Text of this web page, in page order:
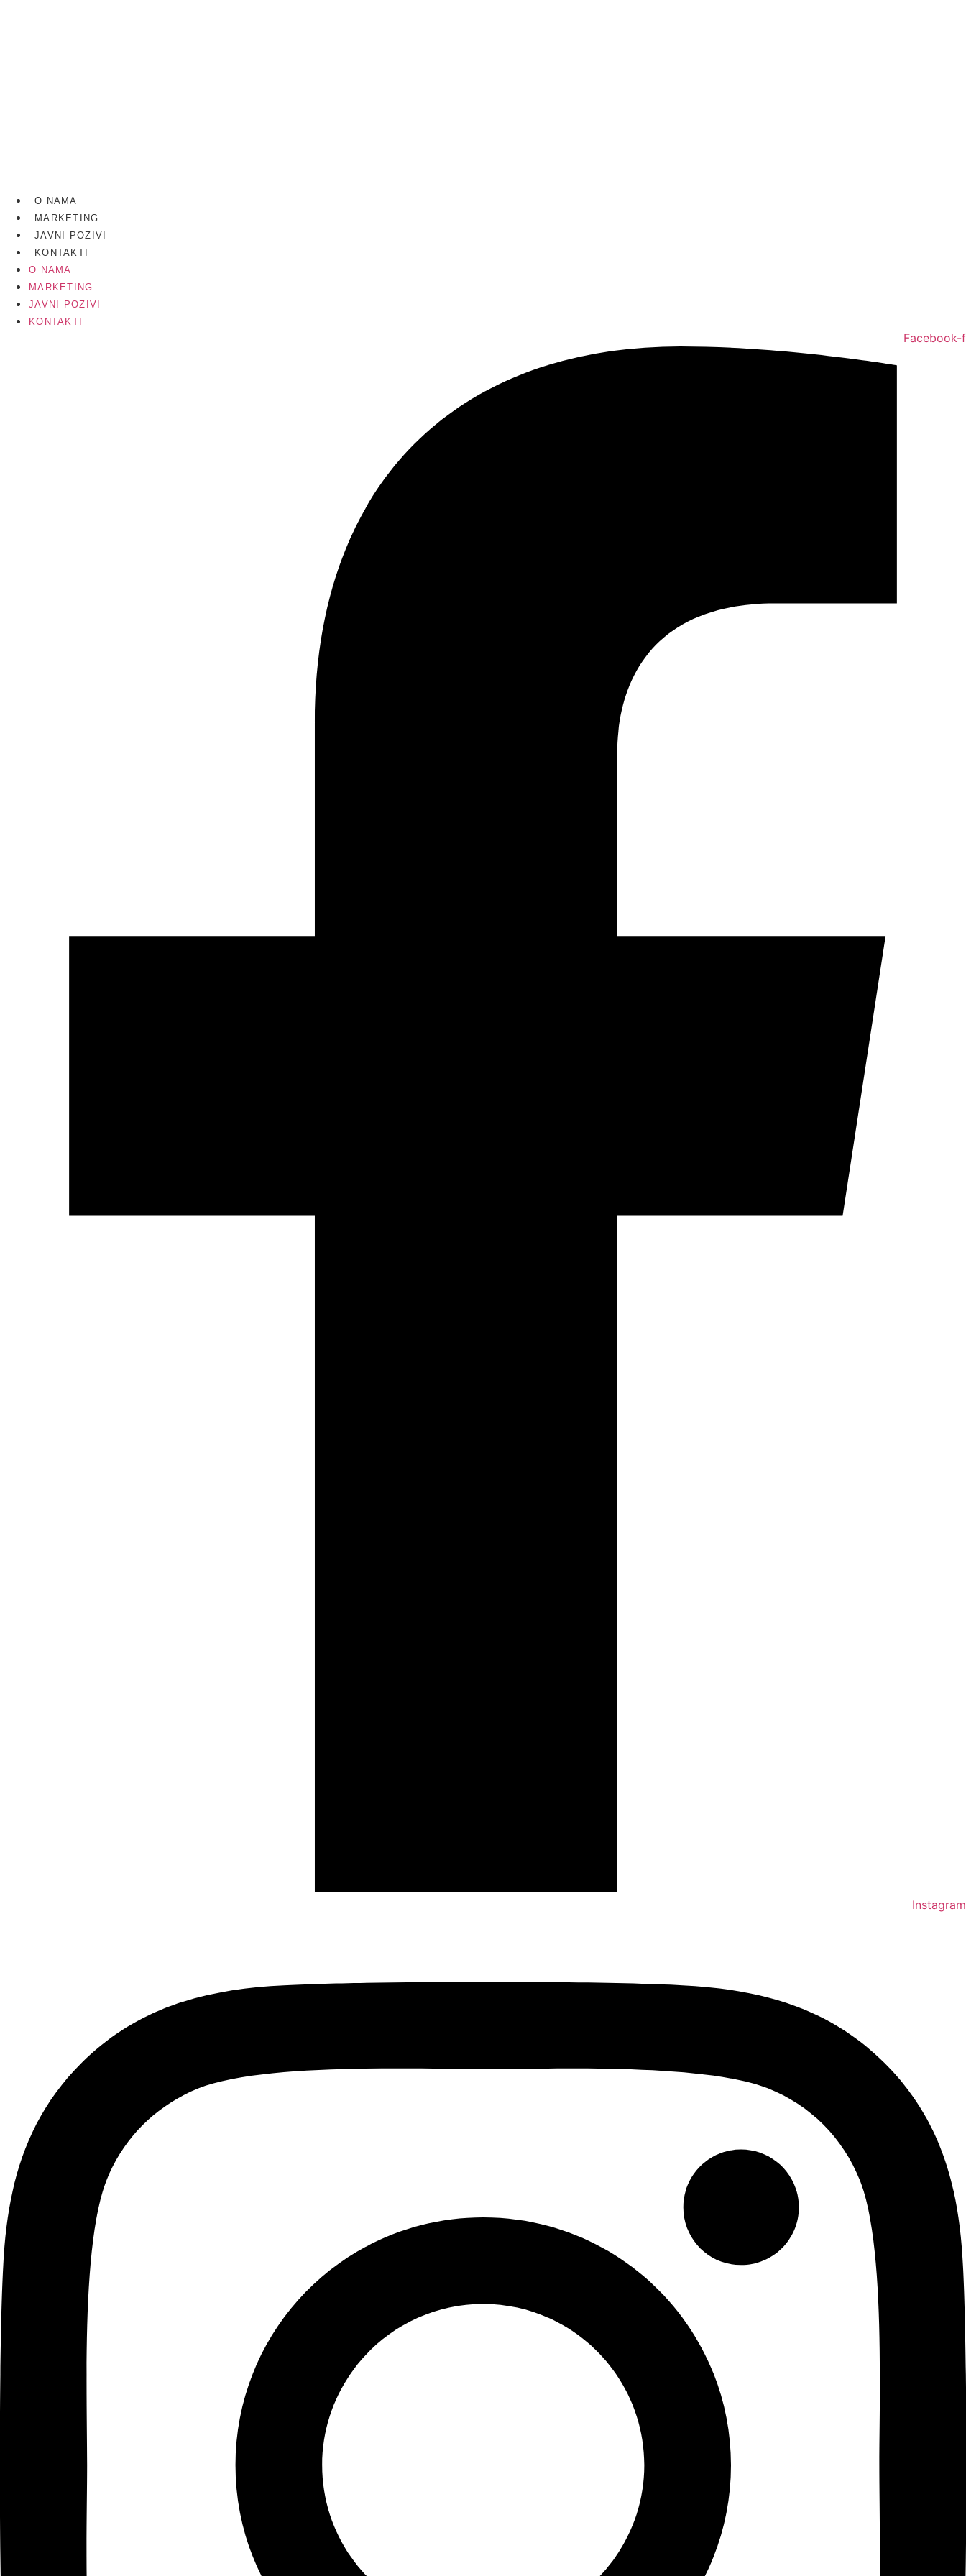
O NAMA
MARKETING
JAVNI POZIVI
KONTAKTI
O NAMA
MARKETING
JAVNI POZIVI
KONTAKTI
Facebook-f
Instagram